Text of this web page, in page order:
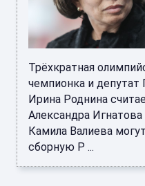
Трёхкратная
чемпионка и депутат
Ирина Роднина
Александра
Камила Валиева
сборную Р ...